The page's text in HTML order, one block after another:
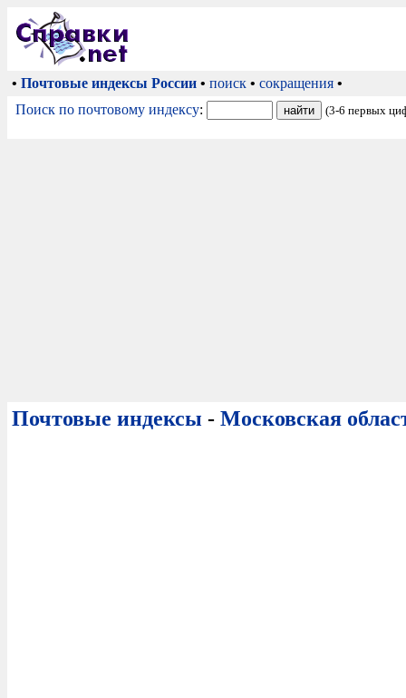
• Почтовые индексы России • поиск • сокращения •
Поиск по почтовому индексу: (3-6 первых
Почтовые индексы - Московская